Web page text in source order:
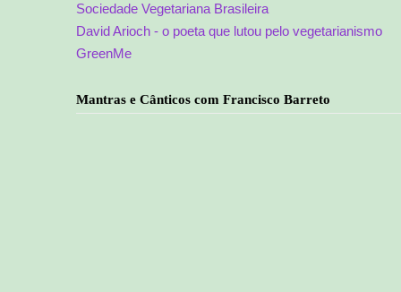
Sociedade Vegetariana Brasileira
David Arioch - o poeta que lutou pelo vegetarianismo
GreenMe
Mantras e Cânticos com Francisco Barreto